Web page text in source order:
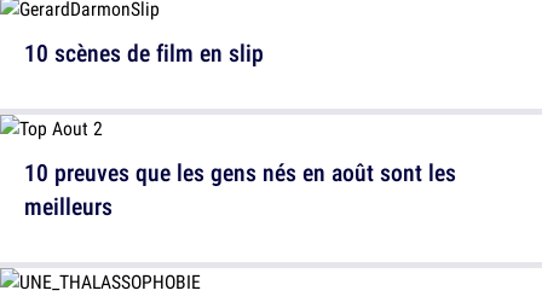
10 preuves que les gens nés en août sont les
meilleurs
10 scènes de film en slip